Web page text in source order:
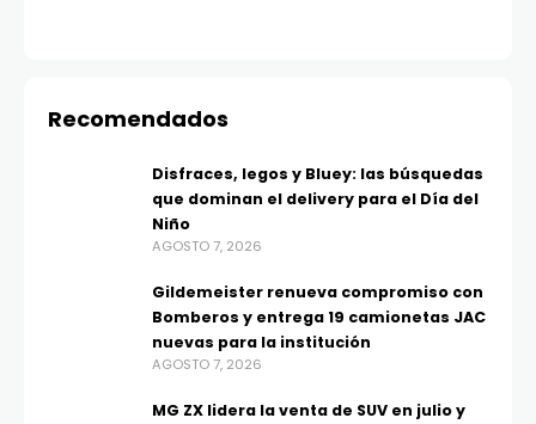
Recomendados
Disfraces, legos y Bluey: las búsquedas
que dominan el delivery para el Día del
Niño
AGOSTO 7, 2026
Gildemeister renueva compromiso con
Bomberos y entrega 19 camionetas JAC
nuevas para la institución
AGOSTO 7, 2026
MG ZX lidera la venta de SUV en julio y